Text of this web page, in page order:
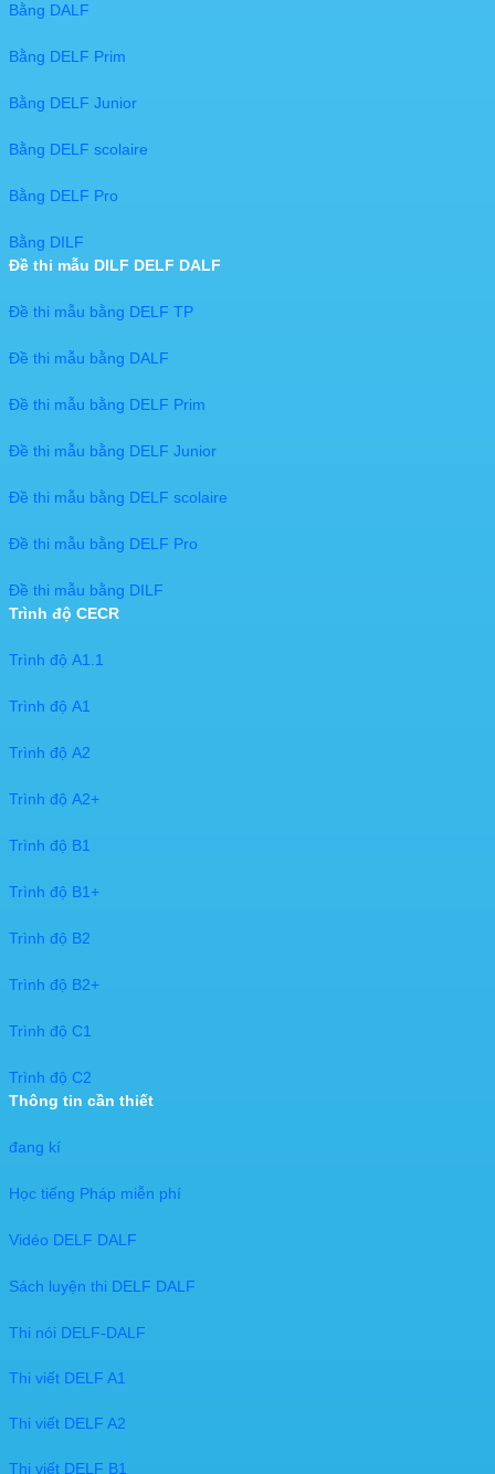
Bằng DALF
Bằng DELF Prim
Bằng DELF Junior
Bằng DELF scolaire
Bằng DELF Pro
Bằng DILF
Đề thi mẫu DILF DELF DALF
Đề thi mẫu bằng DELF TP
Đề thi mẫu bằng DALF
Đề thi mẫu bằng DELF Prim
Đề thi mẫu bằng DELF Junior
Đề thi mẫu bằng DELF scolaire
Đề thi mẫu bằng DELF Pro
Đề thi mẫu bằng DILF
Trình độ CECR
Trình độ A1.1
Trình độ A1
Trình độ A2
Trình độ A2+
Trình độ B1
Trình độ B1+
Trình độ B2
Trình độ B2+
Trình độ C1
Trình độ C2
Thông tin cần thiết
đang kí​
Học tiếng Pháp miễn phí
Vidéo DELF DALF
Sách luyện thi DELF DALF
Thi nói DELF-DALF
Thi viết DELF A1
Thi viết DELF A2
Thi viết DELF B1